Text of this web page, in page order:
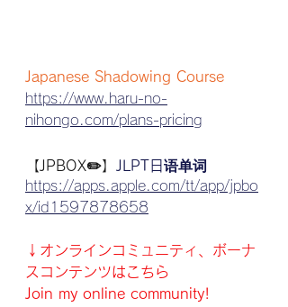
Japanese Shadowing Course
https://www.haru-no-
nihongo.com/plans-pricing
【JPBOX✏️】
JLPT日语单词
https://apps.apple.com/tt/app/jpbo
x/id1597878658
↓オンラインコミュニティ、ボーナ
スコンテンツはこちら
Join my online community!